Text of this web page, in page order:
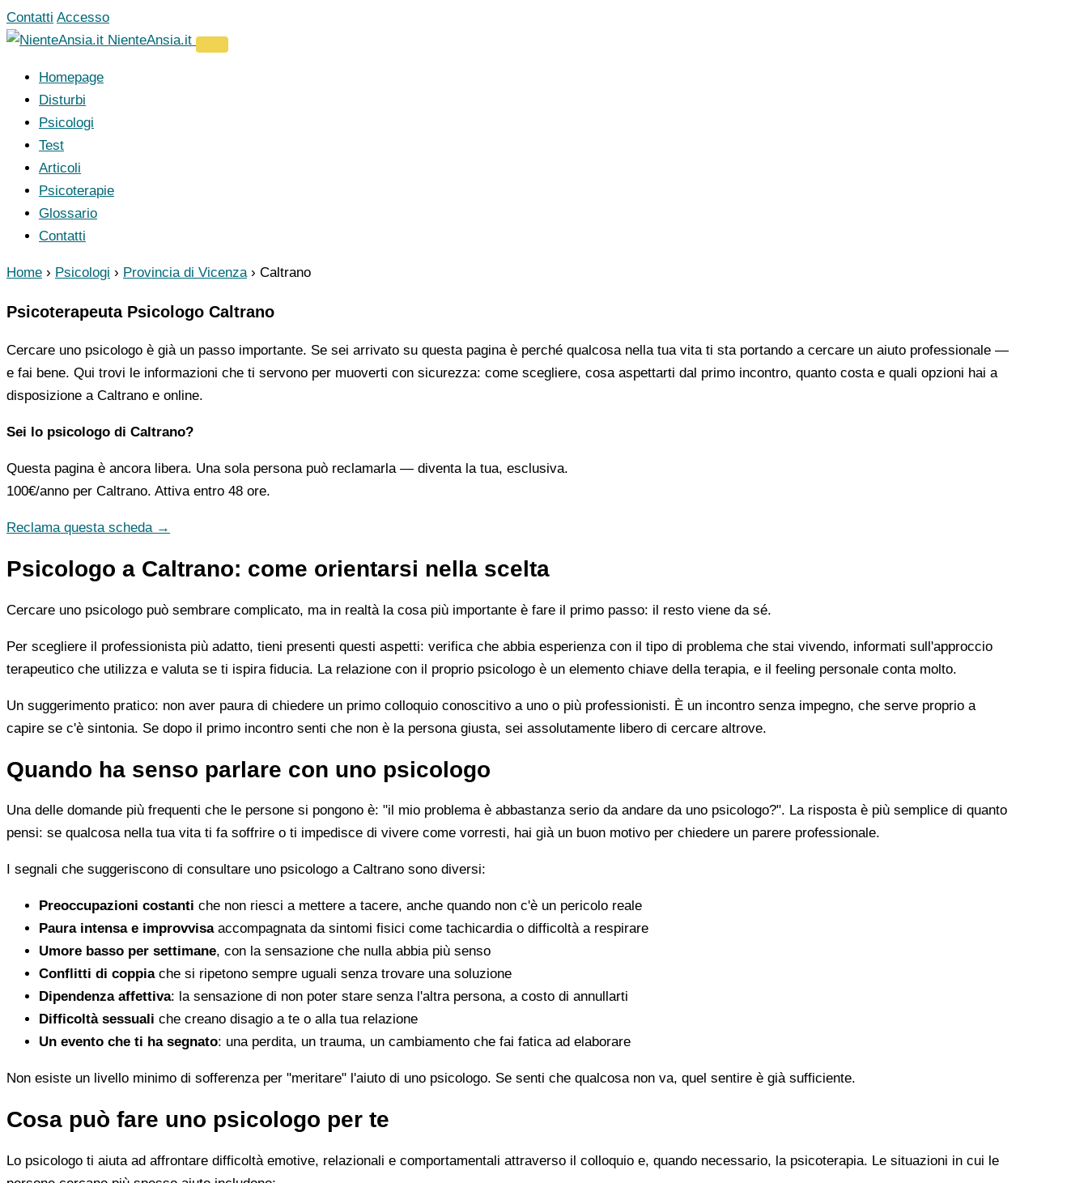
Vai
al
Contatti Accesso
NienteAnsia.it
Homepage
Disturbi
Psicologi
Test
Articoli
Psicoterapie
Glossario
Contatti
Home › Psicologi › Provincia di Vicenza › Caltrano
Psicoterapeuta Psicologo Caltrano
Cercare uno psicologo è già un passo importante. Se sei arrivato su questa pagina è perché qualcosa nella tua vita ti sta portando a cercare un aiuto professionale —
e fai bene. Qui trovi le informazioni che ti servono per muoverti con sicurezza: come scegliere, cosa aspettarti dal primo incontro, quanto costa e quali opzioni hai a
disposizione a Caltrano e online.
Sei lo psicologo di Caltrano?
Questa pagina è ancora libera. Una sola persona può reclamarla — diventa la tua, esclusiva.
100€/anno per Caltrano. Attiva entro 48 ore.
Reclama questa scheda →
Psicologo a Caltrano: come orientarsi nella scelta
Cercare uno psicologo può sembrare complicato, ma in realtà la cosa più importante è fare il primo passo: il resto viene da sé.
Per scegliere il professionista più adatto, tieni presenti questi aspetti: verifica che abbia esperienza con il tipo di problema che stai vivendo, informati sull'approccio
terapeutico che utilizza e valuta se ti ispira fiducia. La relazione con il proprio psicologo è un elemento chiave della terapia, e il feeling personale conta molto.
Un suggerimento pratico: non aver paura di chiedere un primo colloquio conoscitivo a uno o più professionisti. È un incontro senza impegno, che serve proprio a
capire se c'è sintonia. Se dopo il primo incontro senti che non è la persona giusta, sei assolutamente libero di cercare altrove.
Quando ha senso parlare con uno psicologo
Una delle domande più frequenti che le persone si pongono è: "il mio problema è abbastanza serio da andare da uno psicologo?". La risposta è più semplice di quanto
pensi: se qualcosa nella tua vita ti fa soffrire o ti impedisce di vivere come vorresti, hai già un buon motivo per chiedere un parere professionale.
I segnali che suggeriscono di consultare uno psicologo a Caltrano sono diversi:
Preoccupazioni costanti che non riesci a mettere a tacere, anche quando non c'è un pericolo reale
Paura intensa e improvvisaaccompagnata da sintomi fisici come tachicardia o difficoltà a respirare
Umore basso per settimane, con la sensazione che nulla abbia più senso
Conflitti di coppiache si ripetono sempre uguali senza trovare una soluzione
Dipendenza affettiva: la sensazione di non poter stare senza l'altra persona, a costo di annullarti
Difficoltà sessuali che creano disagio a te o alla tua relazione
Un evento che ti ha segnato: una perdita, un trauma, un cambiamento che fai fatica ad elaborare
Non esiste un livello minimo di sofferenza per "meritare" l'aiuto di uno psicologo. Se senti che qualcosa non va, quel sentire è già sufficiente.
Cosa può fare uno psicologo per te
Lo psicologo ti aiuta ad affrontare difficoltà emotive, relazionali e comportamentali attraverso il colloquio e, quando necessario, la psicoterapia. Le situazioni in cui le